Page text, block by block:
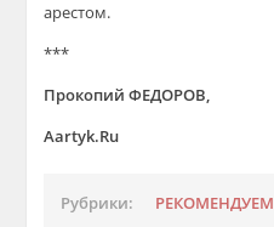
арестом.
***
Прокопий ФЕДОРОВ,
Aartyk.Ru
Рубрики:
РЕКОМЕНДУЕМ